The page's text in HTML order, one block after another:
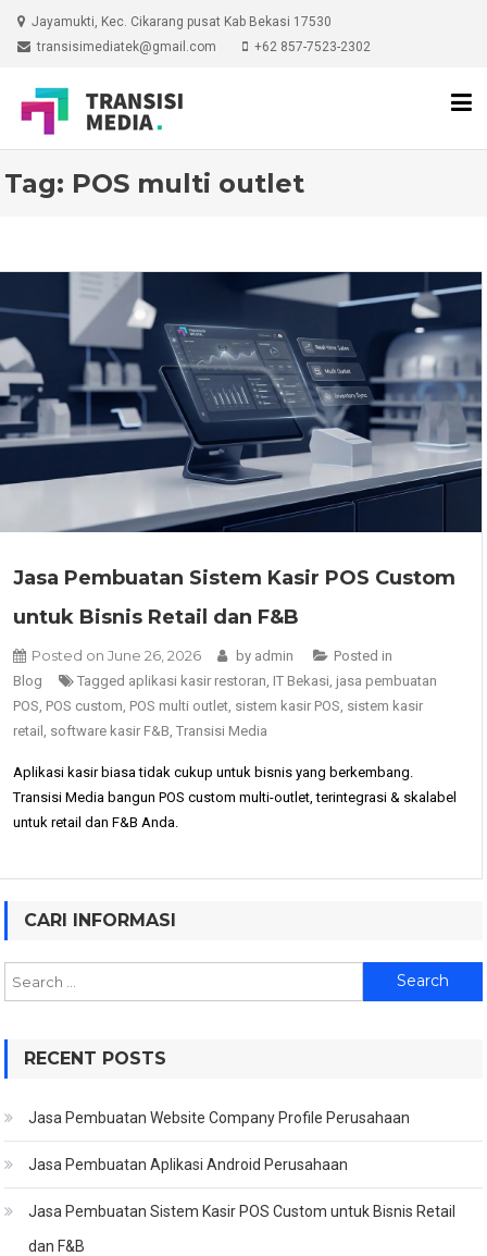
Skip
Jayamukti, Kec. Cikarang pusat Kab Bekasi 17530
transisimediatek@gmail.com
+62 857-7523-2302
Tag: POS multi outlet
Jasa Pembuatan Sistem Kasir POS Custom
untuk Bisnis Retail dan F&B
Posted onJune 26, 2026 by admin
Posted in
Blog
Tagged aplikasi kasir restoran IT Bekasi jasa pembuatan
POS POS custom POS multi outlet sistem kasir POS sistem kasir
retail software kasir F&B ,Transisi Media
Aplikasi kasir biasa tidak cukup untuk bisnis yang berkembang.
Transisi Media bangun POS custom multi-outlet, terintegrasi & skalabel
untuk retail dan F&B Anda.
CARI INFORMASI
Search
for:
RECENT POSTS
Jasa Pembuatan Website Company Profile Perusahaan
Jasa Pembuatan Aplikasi Android Perusahaan
Jasa Pembuatan Sistem Kasir POS Custom untuk Bisnis Retail
dan F&B